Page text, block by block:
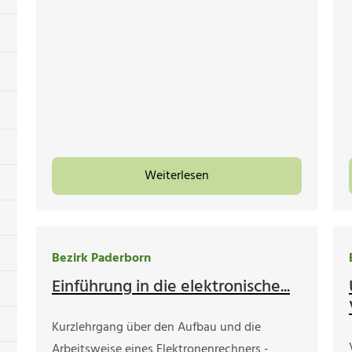
Weiterlesen
Bezirk Paderborn
Einführung in die elektronische...
Kurzlehrgang über den Aufbau und die